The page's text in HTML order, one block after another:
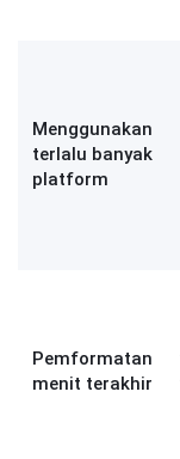
Menggunakan
terlalu banyak
platform
Pemformatan
menit terakhir